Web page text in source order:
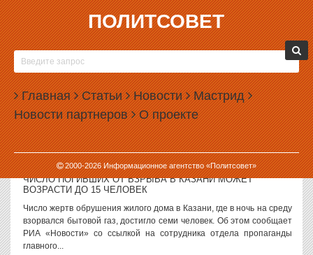
ПОЛИТСОВЕТ
Главная Статьи Новости Мастрид
Новости партнеров О проекте
2000-2026Информационное агентство «Политсовет»
09.01.2008, 15:51
СВЕРДЛОВСКИЕ ПРОКУРОРЫ ЛУЧШЕ ВСЕХ ИГРАЮТ В
МИНИ-ФУТБОЛ
В период новогодних каникул на большой арене Дворца игровых
видов спорта «Уралочка» в Екатеринбурге прошел турнир по
мини-футболу среди команд правоохранительных органов,
посвященный 286-летию...
09.01.2008, 15:16
ЧИСЛО ПОГИБШИХ ОТ ВЗРЫВА В КАЗАНИ МОЖЕТ
ВОЗРАСТИ ДО 15 ЧЕЛОВЕК
Число жертв обрушения жилого дома в Казани, где в ночь на среду
взорвался бытовой газ, достигло семи человек. Об этом сообщает
РИА «Новости» со ссылкой на сотрудника отдела пропаганды
главного...